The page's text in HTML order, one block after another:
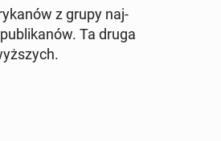
z grupy naj­
Ta druga